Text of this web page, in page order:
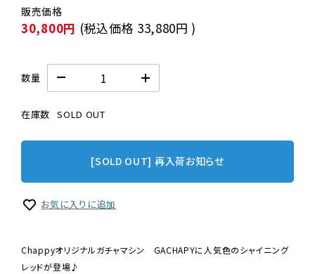
30,800円 (税込価格 33,880円 )
数量
在庫数 SOLD OUT
[SOLD OUT] 再入荷お知らせ
お気に入りに追加
Chappyオリジナルガチャマシン GACHAPYに人気色のシャイニング
レッドが登場♪